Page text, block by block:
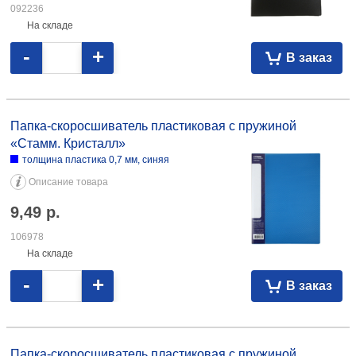
092236
На складе
В заказ
- +
толщина пластика 0,7 мм, синяя 9,49 106978
Папка-скоросшиватель пластиковая с пружиной
«Стамм. Кристалл»
толщина пластика 0,7 мм, синяя
Описание товара
9,49 р.
106978
На складе
В заказ
- +
пластика 0,5 мм, зеленая 4,97 115123 толщина пластика 0,5 мм,